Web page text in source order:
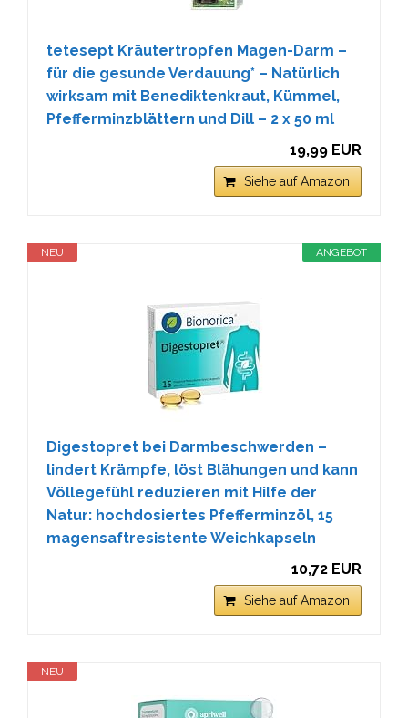
tetesept Kräutertropfen Magen-Darm –
für die gesunde Verdauung* – Natürlich
wirksam mit Benediktenkraut, Kümmel,
Pfefferminzblättern und Dill – 2 x 50 ml
19,99 EUR
Siehe auf Amazon
ANGEBOT
NEU
Digestopret bei Darmbeschwerden –
lindert Krämpfe, löst Blähungen und kann
Völlegefühl reduzieren mit Hilfe der
Natur: hochdosiertes Pfefferminzöl, 15
magensaftresistente Weichkapseln
10,72 EUR
Siehe auf Amazon
NEU